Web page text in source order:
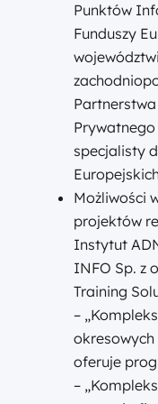
Punktów
Funduszy
Prywatnego
specjalisty
Możliwości
projektów
Instytut
INFO Sp. z
Training
–
okresowych
oferuje
–